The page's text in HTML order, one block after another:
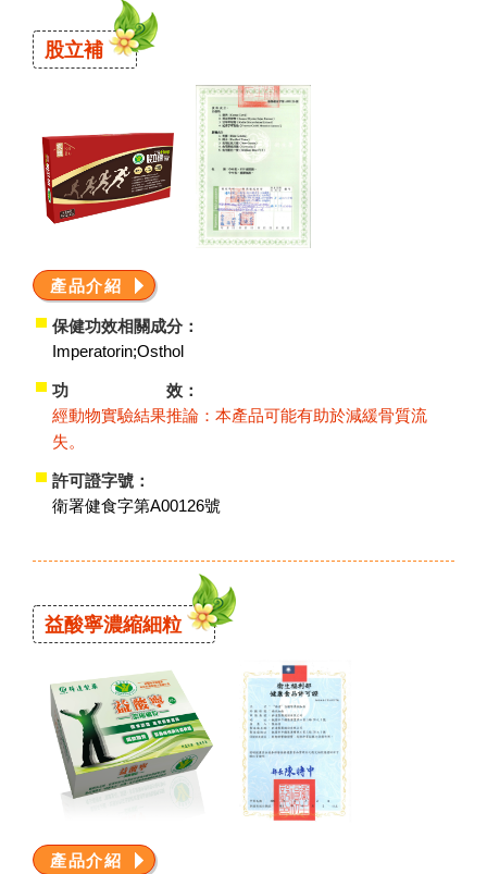
股立補
產品介紹
保健功效相關成分：
Imperatorin;Osthol
功 效：
經動物實驗結果推論：本產品可能有助於減緩骨質流
失。
許可證字號：
衛署健食字第A00126號
益酸寧濃縮細粒
產品介紹